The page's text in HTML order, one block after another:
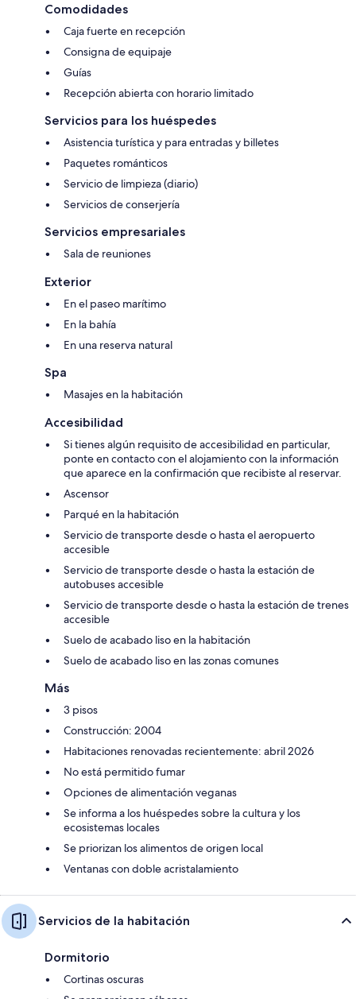
Comodidades
Caja fuerte en recepción
Consigna de equipaje
Guías
Recepción abierta con horario limitado
Servicios para los huéspedes
Asistencia turística y para entradas y billetes
Paquetes románticos
Servicio de limpieza (diario)
Servicios de conserjería
Servicios empresariales
Sala de reuniones
Exterior
En el paseo marítimo
En la bahía
En una reserva natural
Spa
Masajes en la habitación
Accesibilidad
Si tienes algún requisito de accesibilidad en particular,
ponte en contacto con el alojamiento con la información
que aparece en la confirmación que recibiste al reservar.
Ascensor
Parqué en la habitación
Servicio de transporte desde o hasta el aeropuerto
accesible
Servicio de transporte desde o hasta la estación de
autobuses accesible
Servicio de transporte desde o hasta la estación de trenes
accesible
Suelo de acabado liso en la habitación
Suelo de acabado liso en las zonas comunes
Más
3 pisos
Construcción: 2004
Habitaciones renovadas recientemente: abril 2026
No está permitido fumar
Opciones de alimentación veganas
Se informa a los huéspedes sobre la cultura y los
ecosistemas locales
Se priorizan los alimentos de origen local
Ventanas con doble acristalamiento
Servicios de la habitación
Dormitorio
Cortinas oscuras